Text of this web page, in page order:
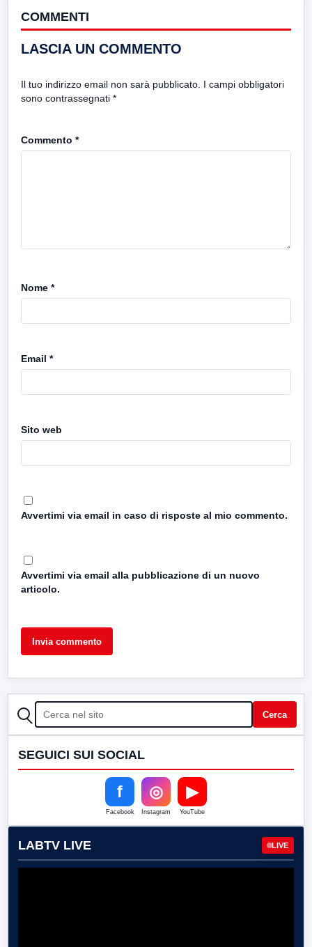
COMMENTI
LASCIA UN COMMENTO
Il tuo indirizzo email non sarà pubblicato. I campi obbligatori
sono contrassegnati *
Commento *
Nome *
Email *
Sito web
Avvertimi via email in caso di risposte al mio commento.
Avvertimi via email alla pubblicazione di un nuovo
articolo.
CERCA Cerca
SEGUICI SUI SOCIAL
f
Facebook
◎
Instagram
▶
YouTube
LABTV LIVE LIVE